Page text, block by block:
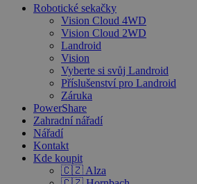
Robotické sekačky
Vision Cloud 4WD
Vision Cloud 2WD
Landroid
Vision
Vyberte si svůj Landroid
Příslušenství pro Landroid
Záruka
PowerShare
Zahradní nářadí
Nářadí
Kontakt
Kde koupit
🇨🇿 Alza